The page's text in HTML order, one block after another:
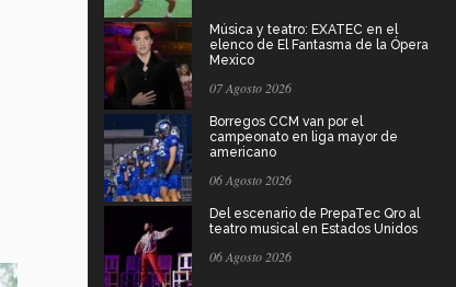
Música y teatro: EXATEC en el
elenco de El Fantasma de la Ópera
Mexico
07 Agosto 2026
Borregos CCM van por el
campeonato en liga mayor de
americano
06 Agosto 2026
Del escenario de PrepaTec Qro al
teatro musical en Estados Unidos
06 Agosto 2026